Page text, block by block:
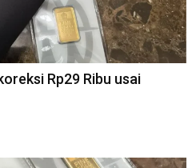
Rp29 Ribu usai